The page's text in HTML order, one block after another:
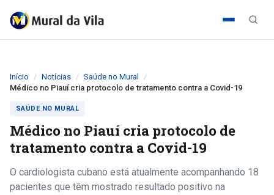
Início Notícias
Saúde no Mural
Médico no Piauí cria protocolo de tratamento contra a Covid-19
SAÚDE NO MURAL
Médico no Piauí cria protocolo de
tratamento contra a Covid-19
O cardiologista cubano está atualmente acompanhando 18
pacientes que têm mostrado resultado positivo na